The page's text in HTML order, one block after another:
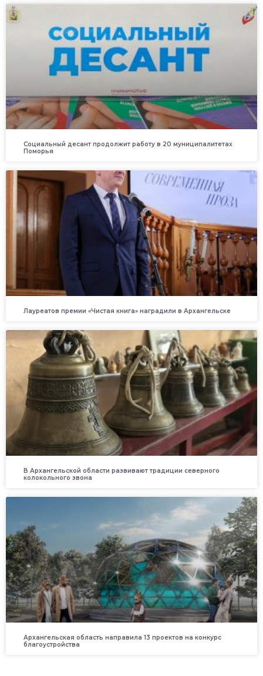
Социальный десант продолжит работу в 20 муниципалитетах
Поморья
Лауреатов премии «Чистая книга» наградили в Архангельске
В Архангельской области развивают традиции северного
колокольного звона
Архангельская область направила 13 проектов на конкурс
благоустройства